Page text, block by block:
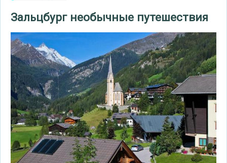
Зальцбург необычные путешествия